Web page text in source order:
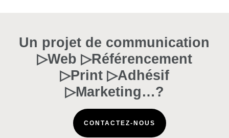
Un projet de communication
▷Web ▷Référencement
▷Print ▷Adhésif
▷Marketing…?
CONTACTEZ-NOUS